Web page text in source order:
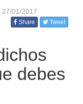
27/01/2017
Share Tweet
debes